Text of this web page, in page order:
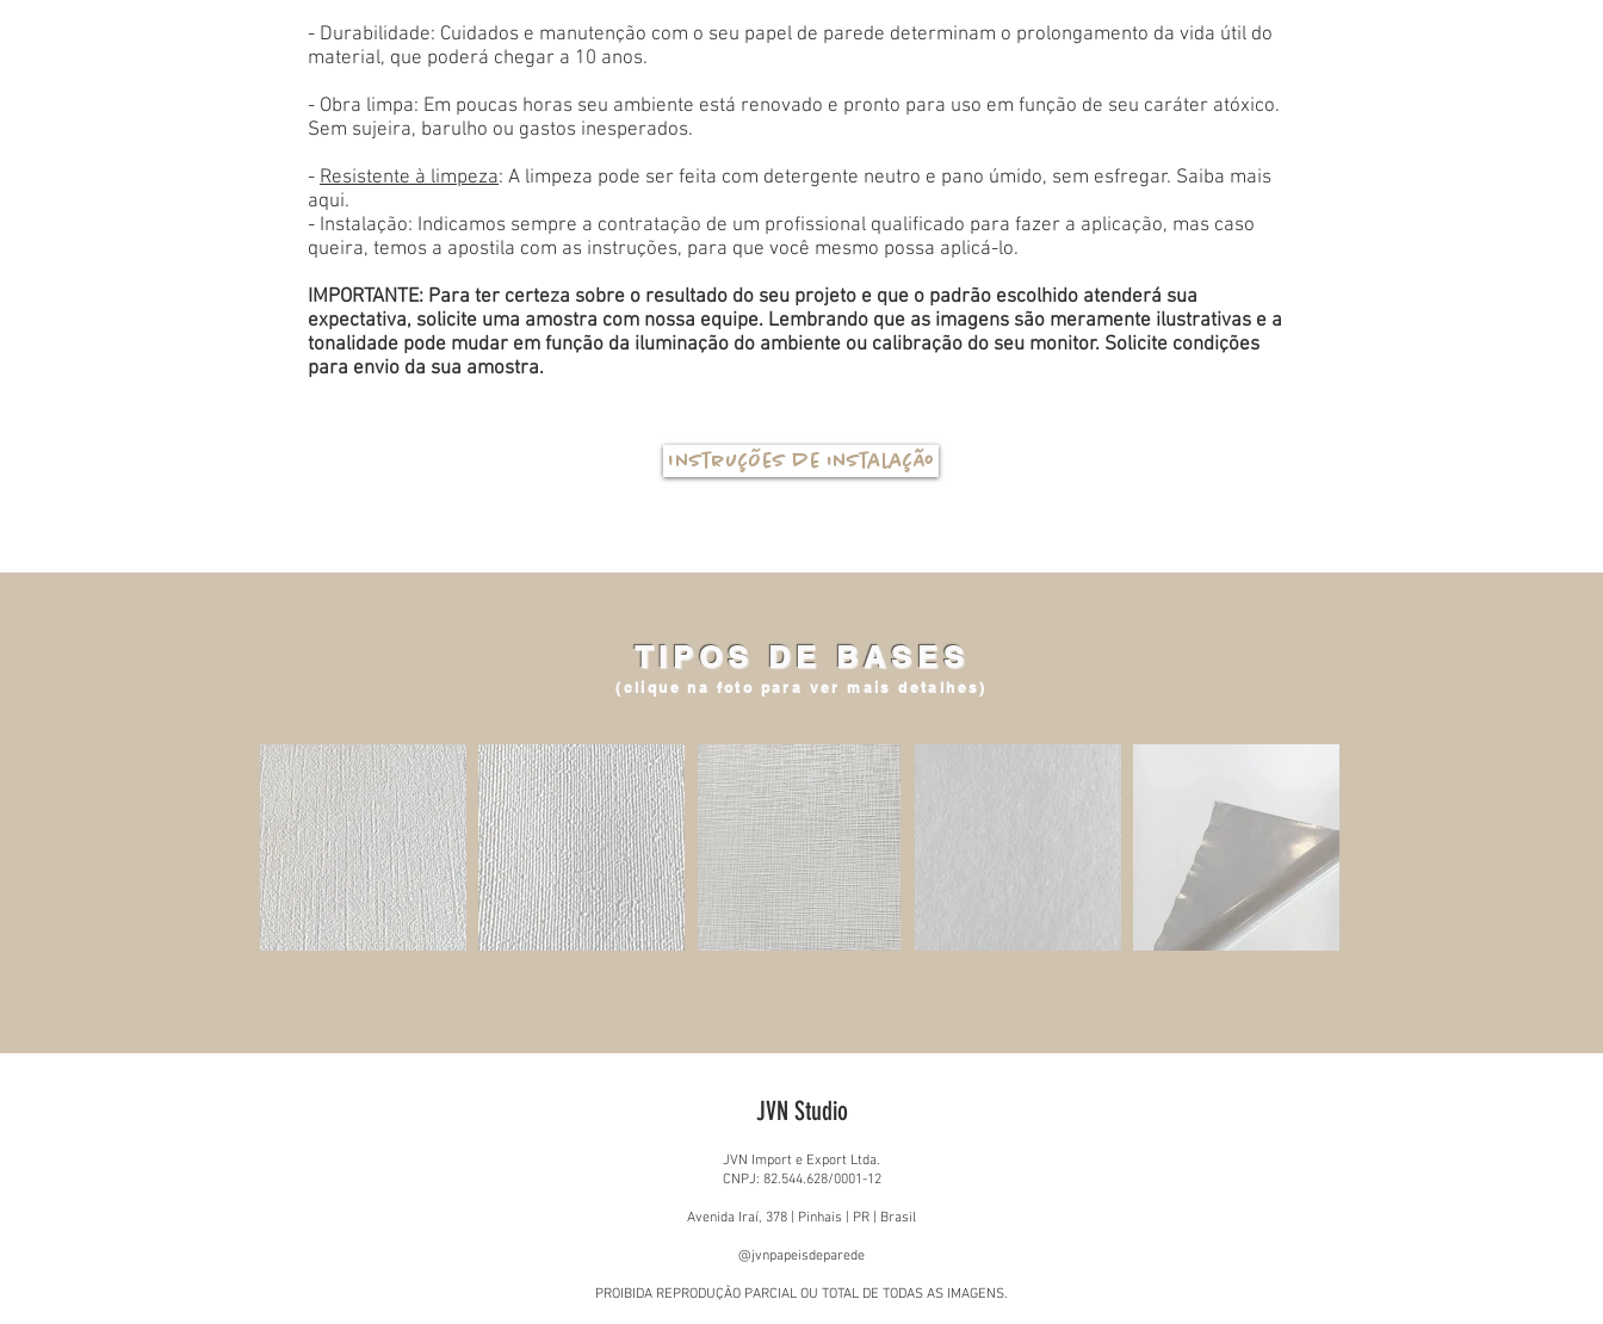
- Durabilidade: Cuidados e manutenção com o seu papel de parede determinam o prolongamento da vida útil do
material, que poderá chegar a 10 anos.
- Obra limpa: Em poucas horas seu ambiente está renovado e pronto para uso em função de seu caráter atóxico.
Sem sujeira, barulho ou gastos inesperados.
- Resistente à limpeza: A limpeza pode ser feita com detergente neutro e pano úmido, sem esfregar. Saiba mais
aqui.
- Instalação: Indicamos sempre a contratação de um profissional qualificado para fazer a aplicação, mas caso
queira, temos a apostila com as instruções, para que você mesmo possa aplicá-lo.
IMPORTANTE: Para ter certeza sobre o resultado do seu projeto e que o padrão escolhido atenderá sua
expectativa, solicite uma amostra com nossa equipe. Lembrando que as imagens são meramente ilustrativas e a
tonalidade pode mudar em função da iluminação do ambiente ou calibração do seu monitor. Solicite condições
para envio da sua amostra.
Instruções de instalação
TIPOS DE BASES
(clique na foto para ver mais detalhes)
JVN Studio
JVN Import e Export Ltda.
CNPJ: 82.544.628/0001-12
Avenida Iraí, 378 | Pinhais | PR | Brasil
@jvnpapeisdeparede
PROIBIDA REPRODUÇÃO PARCIAL OU TOTAL DE TODAS AS IMAGENS.